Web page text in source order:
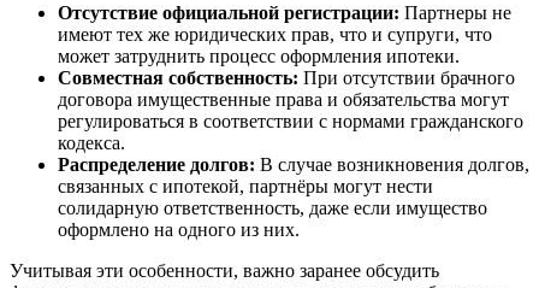
Отсутствие официальной регистрации: Партнеры не
имеют тех же юридических прав, что и супруги, что
может затруднить процесс оформления ипотеки.
Совместная собственность: При отсутствии брачного
договора имущественные права и обязательства могут
регулироваться в соответствии с нормами гражданского
кодекса.
Распределение долгов: В случае возникновения долгов,
связанных с ипотекой, партнёры могут нести
солидарную ответственность, даже если имущество
оформлено на одного из них.
Учитывая эти особенности, важно заранее обсудить